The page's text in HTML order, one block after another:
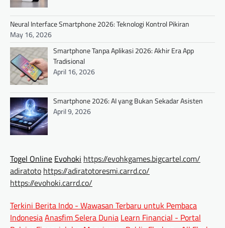
Neural Interface Smartphone 2026: Teknologi Kontrol Pikiran
May 16, 2026
Smartphone Tanpa Aplikasi 2026: Akhir Era App
Tradisional
April 16, 2026
Smartphone 2026: AI yang Bukan Sekadar Asisten
April 9, 2026
Togel Online Evohoki https://evohkgames.bigcartel.com/
adiratoto https://adiratotoresmi.carrd.co/
https://evohoki.carrd.co/
Terkini Berita Indo - Wawasan Terbaru untuk Pembaca
IndonesiaAnasfim Selera Dunia Learn Financial - Portal